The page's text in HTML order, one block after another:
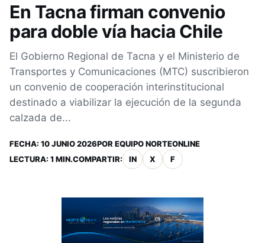
En Tacna firman convenio
para doble vía hacia Chile
El Gobierno Regional de Tacna y el Ministerio de
Transportes y Comunicaciones (MTC) suscribieron
un convenio de cooperación interinstitucional
destinado a viabilizar la ejecución de la segunda
calzada de...
FECHA: 10 JUNIO 2026POR EQUIPO NORTEONLINE
LECTURA: 1 MIN.COMPARTIR: IN X F